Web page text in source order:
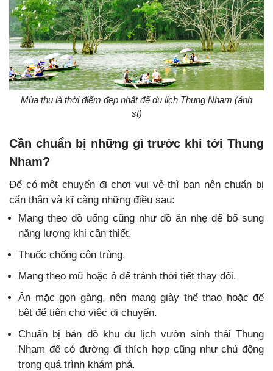
Mùa thu là thời điểm đẹp nhất để du lịch Thung Nham (ảnh
st)
Cần chuẩn bị những gì trước khi tới Thung
Nham?
Để có một chuyến đi chơi vui vẻ thì bạn nên chuẩn bị
cẩn thận và kĩ càng những điều sau:
Mang theo đồ uống cũng như đồ ăn nhẹ để bổ sung
năng lượng khi cần thiết.
Thuốc chống côn trùng.
Mang theo mũ hoặc ô để tránh thời tiết thay đổi.
Ăn mặc gọn gàng, nên mang giày thể thao hoặc đế
bệt để tiện cho việc di chuyển.
Chuẩn bị bản đồ khu du lịch vườn sinh thái Thung
Nham để có đường đi thích hợp cũng như chủ động
trong quá trình khám phá.